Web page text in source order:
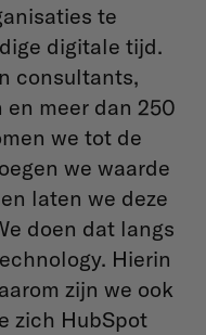
te
digitale tijd.
consultants,
meer dan 250
we tot de
we waarde
laten we deze
doen dat langs
Hierin
zijn we ook
zich HubSpot